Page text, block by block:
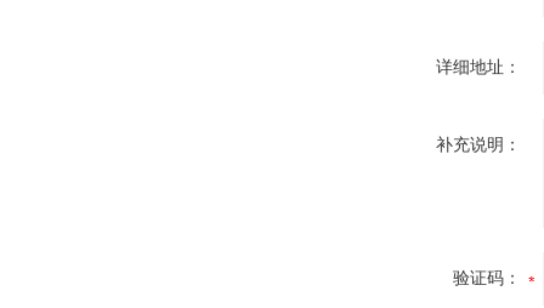
详细地址：
补充说明：
验证码：